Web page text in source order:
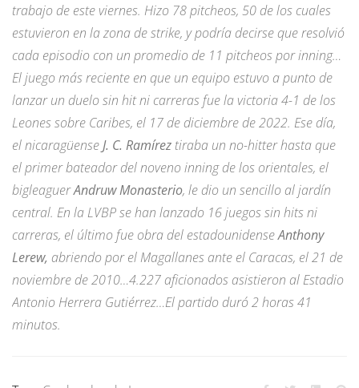
trabajo de este viernes. Hizo 78 pitcheos, 50 de los cuales
estuvieron en la zona de strike, y podría decirse que resolvió
cada episodio con un promedio de 11 pitcheos por inning…
El juego más reciente en que un equipo estuvo a punto de
lanzar un duelo sin hit ni carreras fue la victoria 4-1 de los
Leones sobre Caribes, el 17 de diciembre de 2022. Ese día,
el nicaragüenseJ. C. Ramírez tiraba un no-hitter hasta que
el primer bateador del noveno inning de los orientales, el
bigleaguerAndruw Monasterio, le dio un sencillo al jardín
central. En la LVBP se han lanzado 16 juegos sin hits ni
carreras, el último fue obra del estadounidenseAnthony
Lerew, abriendo por el Magallanes ante el Caracas, el 21 de
noviembre de 2010…4.227 aficionados asistieron al Estadio
Antonio Herrera Gutiérrez…El partido duró 2 horas 41
minutos.